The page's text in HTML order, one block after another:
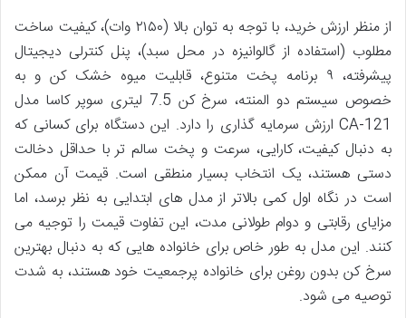
از منظر ارزش خرید، با توجه به توان بالا (۲۱۵۰ وات)، کیفیت ساخت
مطلوب (استفاده از گالوانیزه در محل سبد)، پنل کنترلی دیجیتال
پیشرفته، ۹ برنامه پخت متنوع، قابلیت میوه خشک کن و به
خصوص سیستم دو المنته، سرخ کن 7.5 لیتری سوپر کاسا مدل
CA-121 ارزش سرمایه گذاری را دارد. این دستگاه برای کسانی که
به دنبال کیفیت، کارایی، سرعت و پخت سالم تر با حداقل دخالت
دستی هستند، یک انتخاب بسیار منطقی است. قیمت آن ممکن
است در نگاه اول کمی بالاتر از مدل های ابتدایی به نظر برسد، اما
مزایای رقابتی و دوام طولانی مدت، این تفاوت قیمت را توجیه می
کنند. این مدل به طور خاص برای خانواده هایی که به دنبال بهترین
سرخ کن بدون روغن برای خانواده پرجمعیت خود هستند، به شدت
توصیه می شود.